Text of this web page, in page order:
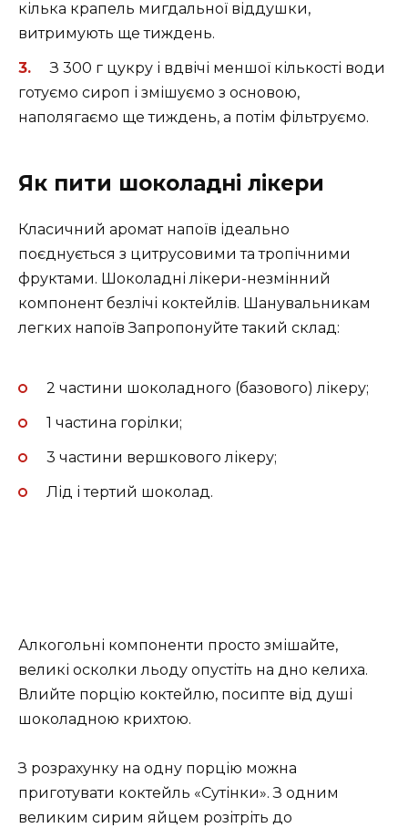
кілька крапель мигдальної віддушки,
витримують ще тиждень.
З 300 г цукру і вдвічі меншої кількості води
готуємо сироп і змішуємо з основою,
наполягаємо ще тиждень, а потім фільтруємо.
Як пити шоколадні лікери
Класичний аромат напоїв ідеально
поєднується з цитрусовими та тропічними
фруктами. Шоколадні лікери-незмінний
компонент безлічі коктейлів. Шанувальникам
легких напоїв Запропонуйте такий склад:
2 частини шоколадного (базового) лікеру;
1 частина горілки;
3 частини вершкового лікеру;
Лід і тертий шоколад.
Алкогольні компоненти просто змішайте,
великі осколки льоду опустіть на дно келиха.
Влийте порцію коктейлю, посипте від душі
шоколадною крихтою.
З розрахунку на одну порцію можна
приготувати коктейль «Сутінки». З одним
великим сирим яйцем розітріть до